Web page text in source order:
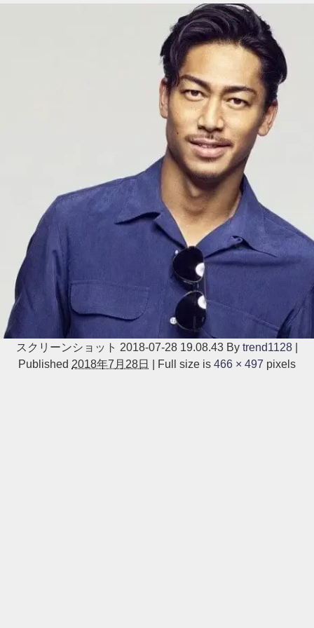
スクリーンショット 2018-07-28 19.08.43 By trend1128
Published 2018年7月28日 Full size is 466 × 497 pixels